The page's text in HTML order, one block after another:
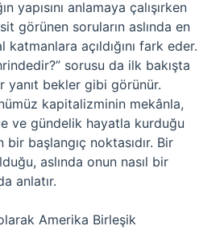
yapısını anlamaya çalışırken
görünen soruların aslında en
katmanlara açıldığını fark eder.
sorusu da ilk bakışta
yanıt bekler gibi görünür.
kapitalizminin mekânla,
ve gündelik hayatla kurduğu
başlangıç noktasıdır. Bir
aslında onun nasıl bir
anlatır.
Amerika Birleşik